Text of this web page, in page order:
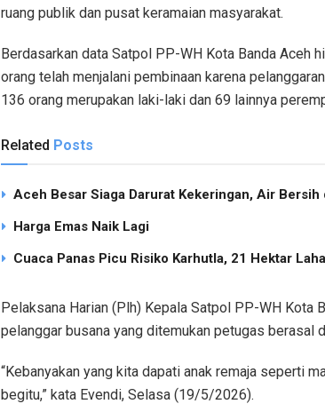
ruang publik dan pusat keramaian masyarakat.
Berdasarkan data Satpol PP-WH Kota Banda Aceh
orang telah menjalani pembinaan karena
136 orang merupakan laki-laki dan 69 lainnya
Related Posts
Aceh Besar Siaga Darurat Kekeringan, Air
Harga Emas Naik Lagi
Cuaca Panas Picu Risiko Karhutla, 21 Hektar
Pelaksana Harian (Plh) Kepala Satpol PP-WH Kota
pelanggar busana yang ditemukan petugas berasal
“Kebanyakan yang kita dapati anak remaja seperti
begitu,” kata Evendi, Selasa (19/5/2026).